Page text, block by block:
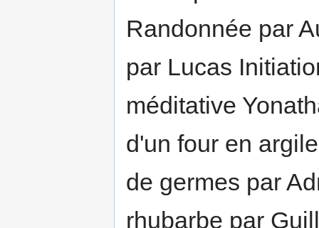
Randonnée par
par Lucas
méditative
d'un four en
de germes par
rhubarbe par